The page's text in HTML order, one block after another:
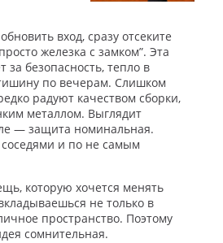
вход, сразу отсеките
железка с замком”. Эта
за безопасность, тепло в
по вечерам. Слишком
радуют качеством сборки,
металлом. Выглядит
— защита номинальная.
и по не самым
которую хочется менять
не только в
пространство. Поэтому
сомнительная.